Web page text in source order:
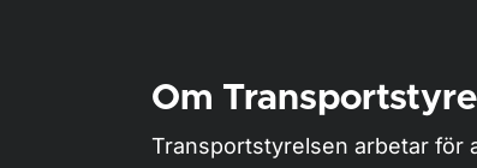
Om
Transportstyrelsen arbetar för